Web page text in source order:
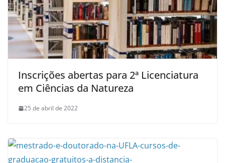
Inscrições abertas para 2ª Licenciatura
em Ciências da Natureza
25 de abril de 2022